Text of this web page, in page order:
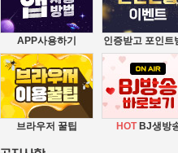
APP사용하기 인증받고 포인트
브라우저 꿀팁 HOTBJ생방